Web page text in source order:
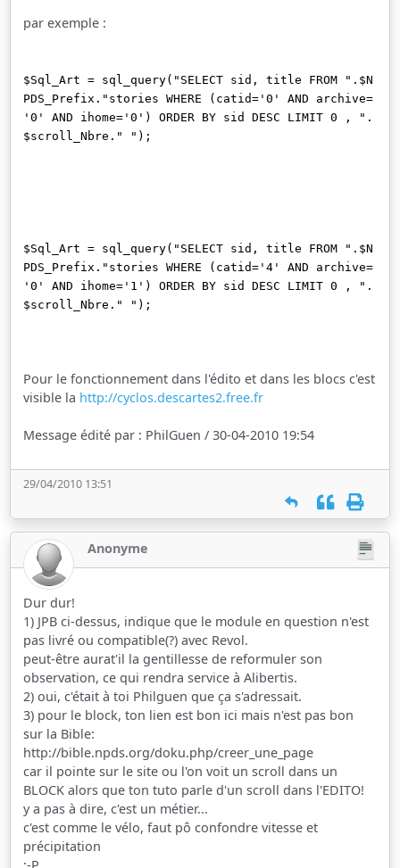
par exemple :
$Sql_Art = sql_query("SELECT sid, title FROM ".$N
PDS_Prefix."stories WHERE (catid='0' AND archive=
'0' AND ihome='0') ORDER BY sid DESC LIMIT 0 , ".
$scroll_Nbre." ");
$Sql_Art = sql_query("SELECT sid, title FROM ".$N
PDS_Prefix."stories WHERE (catid='4' AND archive=
'0' AND ihome='1') ORDER BY sid DESC LIMIT 0 , ".
$scroll_Nbre." ");
Pour le fonctionnement dans l'édito et dans les blocs c'est
visible la http://cyclos.descartes2.free.fr
Message édité par : PhilGuen / 30-04-2010 19:54
29/04/2010 13:51
Anonyme
Dur dur!
1) JPB ci-dessus, indique que le module en question n'est
pas livré ou compatible(?) avec Revol.
peut-être aurat'il la gentillesse de reformuler son
observation, ce qui rendra service à Alibertis.
2) oui, c'était à toi Philguen que ça s'adressait.
3) pour le block, ton lien est bon ici mais n'est pas bon
sur la Bible:
http://bible.npds.org/doku.php/creer_une_page
car il pointe sur le site ou l'on voit un scroll dans un
BLOCK alors que ton tuto parle d'un scroll dans l'EDITO!
y a pas à dire, c'est un métier...
c'est comme le vélo, faut pô confondre vitesse et
précipitation